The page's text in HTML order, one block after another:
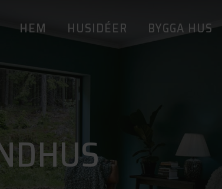
HEM HUSIDÉER BYGGA HUS